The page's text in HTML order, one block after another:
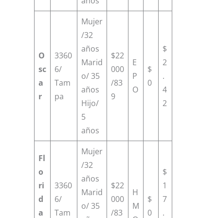
O
sc
a
r
3360
6/
Tam
pa
Mujer
/32
años
Marid
o/ 35
años
Hijo/
5
años
$22
000
/83
9
E
P
O
$
0
$
2
.
4
2
Fl
o
ri
d
a
3360
6/
Tam
Mujer
/32
años
Marid
o/ 35
$22
000
/83
H
M
$
0
$
1
7
.